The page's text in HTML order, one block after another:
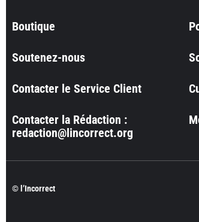
Boutique
Soutenez-nous
Contacter le Service Client
Contacter la Rédaction :
redaction@lincorrect.org
© l’Incorrect